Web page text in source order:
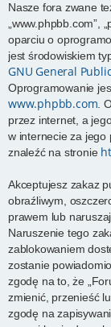
Nasze fora zwane
„www.phpbb.com”,
oparciu o
jest środowiskiem
GNU General
Oprogramowanie
www.phpbb.com .
przez internet, a
w internecie za jego
znaleźć na stronie
Akceptujesz zakaz
obraźliwym,
prawem lub
Naruszenie tego
zablokowaniem
zostanie
zgodę na to, że
zmienić, przenieść
zgodę na